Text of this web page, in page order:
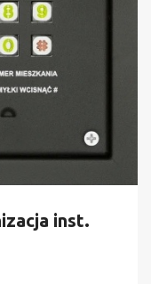
inst.